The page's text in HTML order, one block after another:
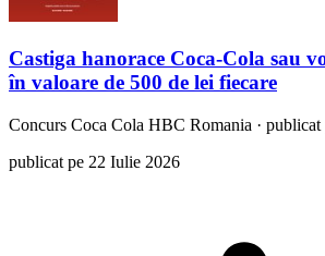
Castiga hanorace Coca-Cola sau
în valoare de 500 de lei fiecare
Concurs Coca Cola HBC Romania · publicat
publicat pe 22 Iulie 2026